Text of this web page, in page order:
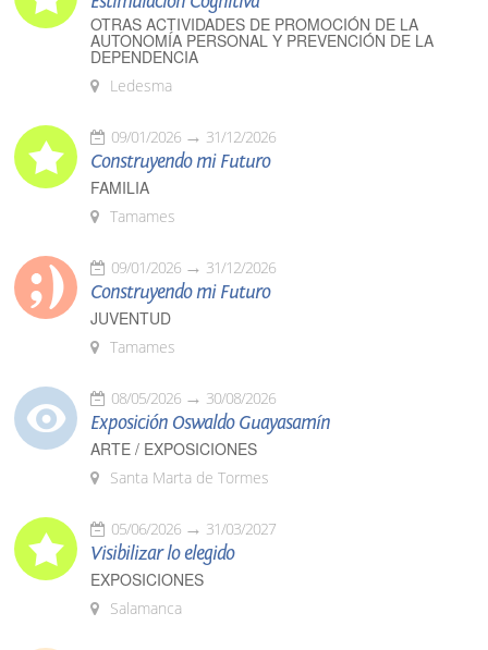
OTRAS ACTIVIDADES DE PROMOCIÓN DE LA
AUTONOMÍA PERSONAL Y PREVENCIÓN DE LA
DEPENDENCIA
Ledesma
09/01/2026 31/12/2026
Construyendo mi Futuro
FAMILIA
Tamames
09/01/2026 31/12/2026
Construyendo mi Futuro
JUVENTUD
Tamames
08/05/2026 30/08/2026
Exposición Oswaldo Guayasamín
ARTE / EXPOSICIONES
Santa Marta de Tormes
05/06/2026 31/03/2027
Visibilizar lo elegido
EXPOSICIONES
Salamanca